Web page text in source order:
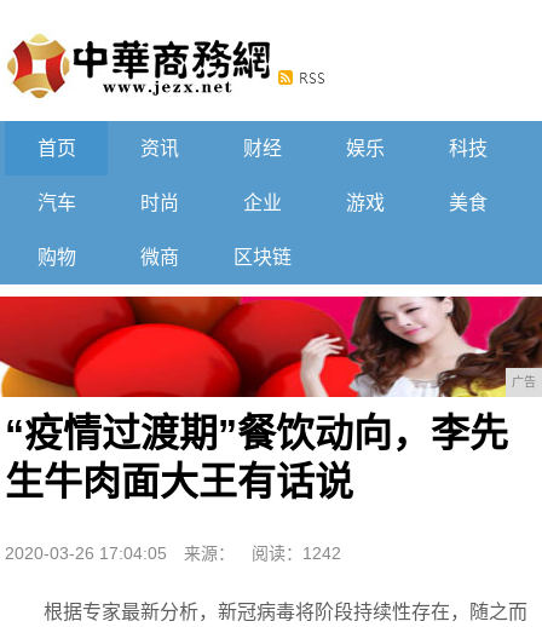
首页 资讯 财经 娱乐 科技
汽车 时尚 企业 游戏 美食
购物 微商 区块链
广告
“疫情过渡期”餐饮动向，李先
生牛肉面大王有话说
2020-03-26 17:04:05 来源： 阅读：1242
根据专家最新分析，新冠病毒将阶段持续性存在，随之而